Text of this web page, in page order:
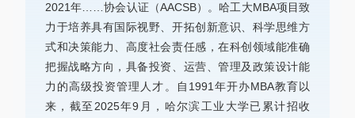
2021年……协会认证（AACSB）。哈工大MBA项目致
力于培养具有国际视野、开拓创新意识、科学思维方
式和决策能力、高度社会责任感，在科创领域能准确
把握战略方向，具备投资、运营、管理及政策设计能
力的高级投资管理人才。自1991年开办MBA教育以
来，截至2025年9月，哈尔滨工业大学已累计招收